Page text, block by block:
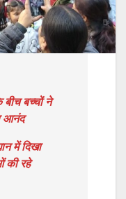
बीच बच्चों ने
आनंद
में दिखा
की रहे